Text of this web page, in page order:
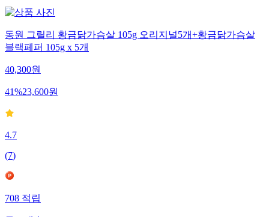
동원 그릴리 황금닭가슴살 105g 오리지널5개+황금닭가슴살
블랙페퍼 105g x 5개
40,300원
41%23,600원
4.7
(7)
708적립